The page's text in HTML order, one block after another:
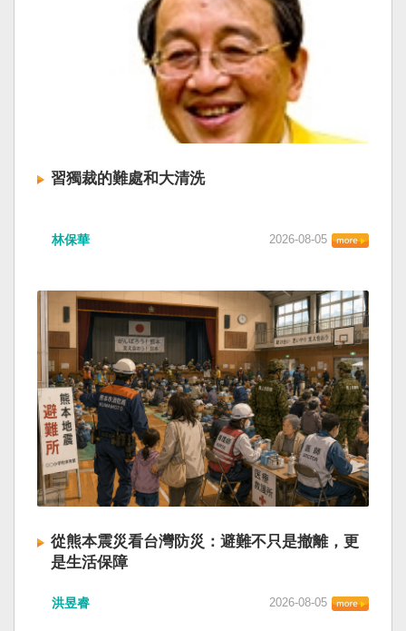
習獨裁的難處和大清洗
林保華 2026-08-05
從熊本震災看台灣防災：避難不只是撤離，更
是生活保障
洪昱睿 2026-08-05